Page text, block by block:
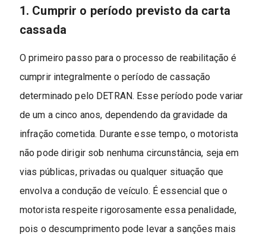
1. Cumprir o período previsto da carta
cassada
O primeiro passo para o processo de reabilitação é
cumprir integralmente o período de cassação
determinado pelo DETRAN. Esse período pode variar
de um a cinco anos, dependendo da gravidade da
infração cometida. Durante esse tempo, o motorista
não pode dirigir sob nenhuma circunstância, seja em
vias públicas, privadas ou qualquer situação que
envolva a condução de veículo. É essencial que o
motorista respeite rigorosamente essa penalidade,
pois o descumprimento pode levar a sanções mais